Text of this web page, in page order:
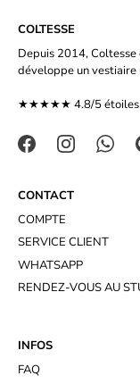
COLTESSE
Depuis 2014,
développe un vestiaire
★★★★★ 4.8/5 étoiles
CONTACT
COMPTE
SERVICE CLIENT
WHATSAPP
RENDEZ-VOUS AU
INFOS
FAQ